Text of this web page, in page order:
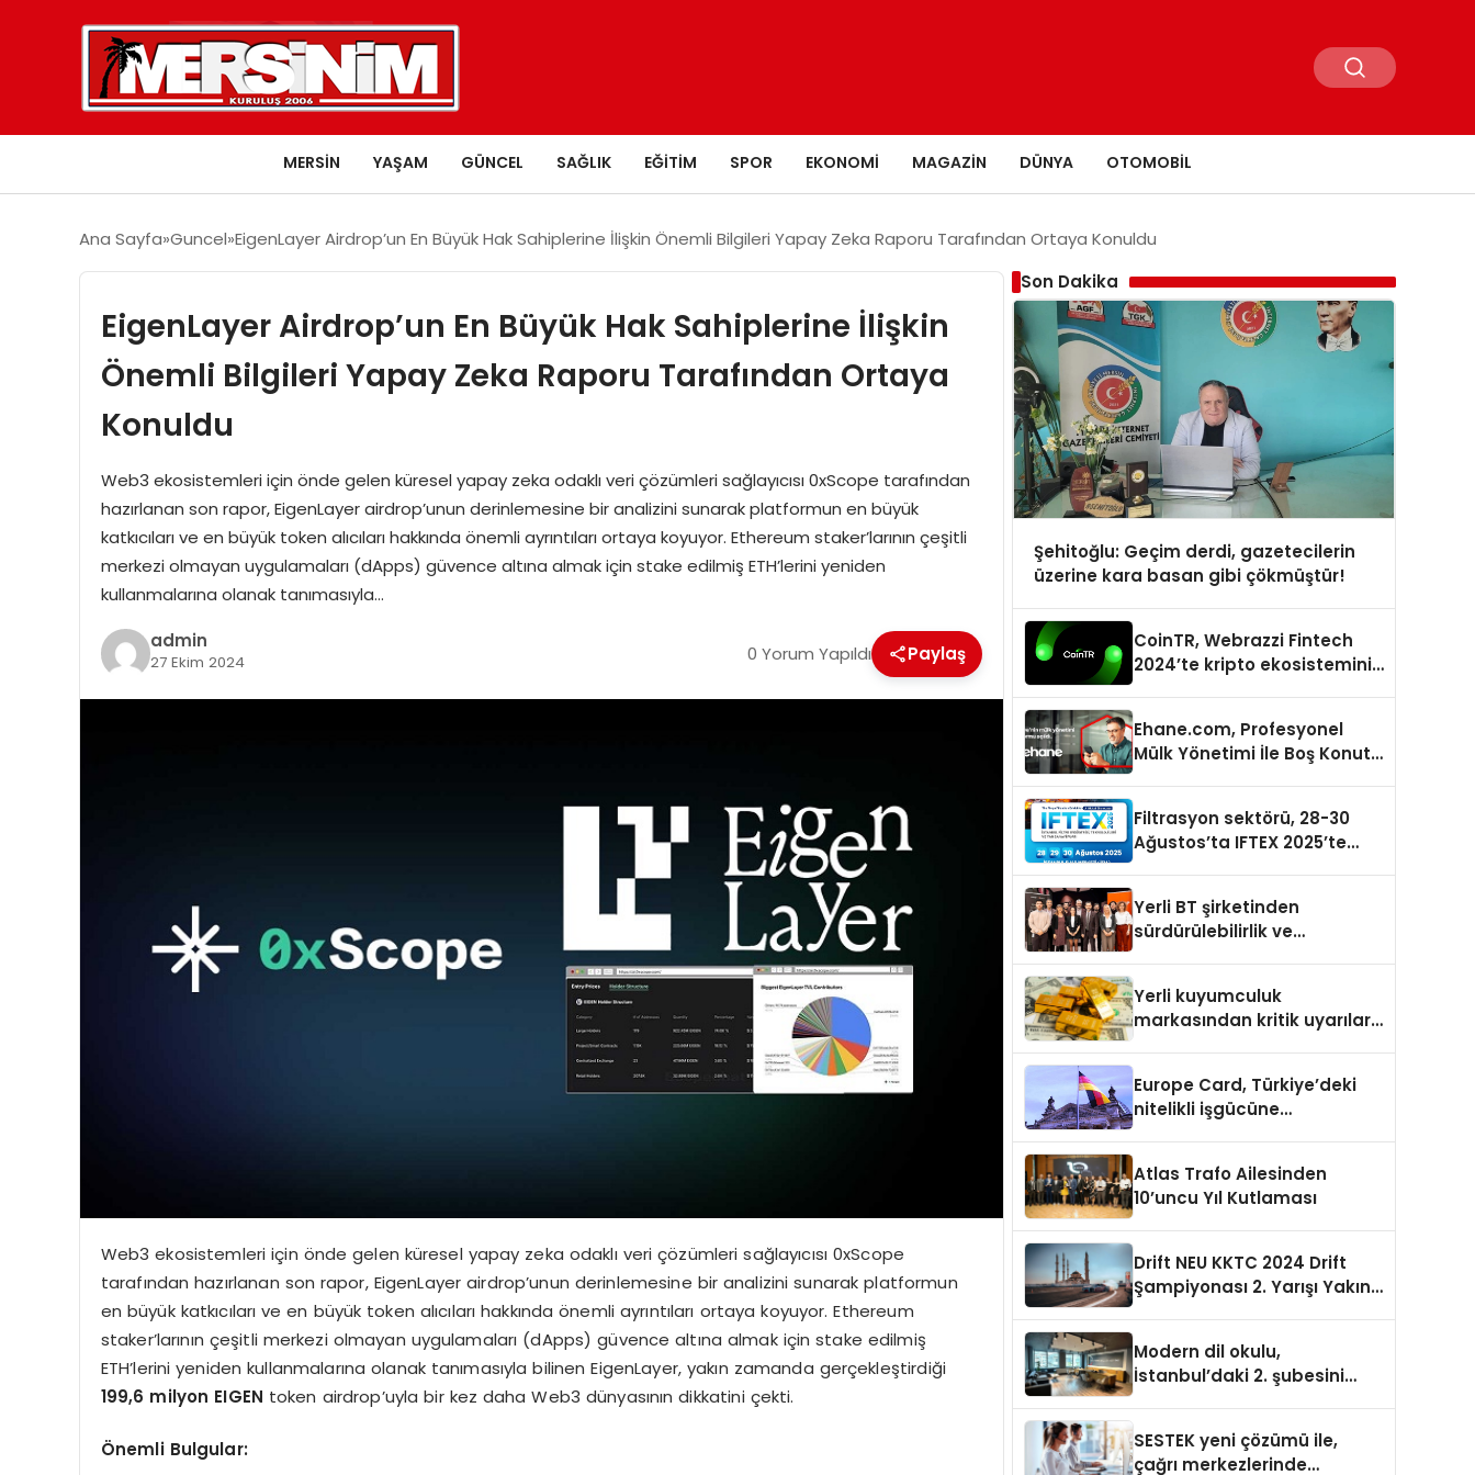
MERSIN YAŞAM GÜNCEL SAĞLIK EĞITIM SPOR EKONOMI MAGAZIN DÜNYA OTOMOBIL
Ana Sayfa Guncel EigenLayer Airdrop’un En Büyük Hak Sahiplerine İlişkin Önemli Bilgileri Yapay Zeka Raporu Tarafından Ortaya Konuldu
EigenLayer Airdrop’un En Büyük Hak Sahiplerine İlişkin
Önemli Bilgileri Yapay Zeka Raporu Tarafından Ortaya
Konuldu
Web3 ekosistemleri için önde gelen küresel yapay zeka odaklı veri çözümleri sağlayıcısı 0xScope tarafından
hazırlanan son rapor, EigenLayer airdrop’unun derinlemesine bir analizini sunarak platformun en büyük
katkıcıları ve en büyük token alıcıları hakkında önemli ayrıntıları ortaya koyuyor. Ethereum staker’larının çeşitli
merkezi olmayan uygulamaları (dApps) güvence altına almak için stake edilmiş ETH’lerini yeniden
kullanmalarına olanak tanımasıyla…
admin
27 Ekim 2024 0 Yorum Yapıldı Paylaş
Web3 ekosistemleri için önde gelen küresel yapay zeka odaklı veri çözümleri sağlayıcısı 0xScope
tarafından hazırlanan son rapor, EigenLayer airdrop’unun derinlemesine bir analizini sunarak platformun
en büyük katkıcıları ve en büyük token alıcıları hakkında önemli ayrıntıları ortaya koyuyor. Ethereum
staker’larının çeşitli merkezi olmayan uygulamaları (dApps) güvence altına almak için stake edilmiş
ETH’lerini yeniden kullanmalarına olanak tanımasıyla bilinen EigenLayer, yakın zamanda gerçekleştirdiği
199,6 milyon EIGEN token airdrop’uyla bir kez daha Web3 dünyasının dikkatini çekti.
Önemli Bulgular:
Son Dakika
Şehitoğlu: Geçim derdi, gazetecilerin
üzerine kara basan gibi çökmüştür!
CoinTR, Webrazzi Fintech
2024’te kripto ekosisteminin
Ehane.com, Profesyonel
Mülk Yönetimi İle Boş Konut
Filtrasyon sektörü, 28-30
Ağustos’ta IFTEX 2025’te
Yerli BT şirketinden
sürdürülebilirlik ve
Yerli kuyumculuk
markasından kritik uyarılar:
Europe Card, Türkiye’deki
nitelikli işgücüne
Atlas Trafo Ailesinden
10’uncu Yıl Kutlaması
Drift NEU KKTC 2024 Drift
Şampiyonası 2. Yarışı Yakın
Modern dil okulu,
İstanbul’daki 2. şubesini
SESTEK yeni çözümü ile,
çağrı merkezlerinde